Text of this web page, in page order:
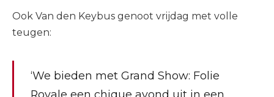
Ook Van den Keybus genoot vrijdag met volle
teugen:
‘We bieden met Grand Show: Folie
Royale een chique avond uit in een